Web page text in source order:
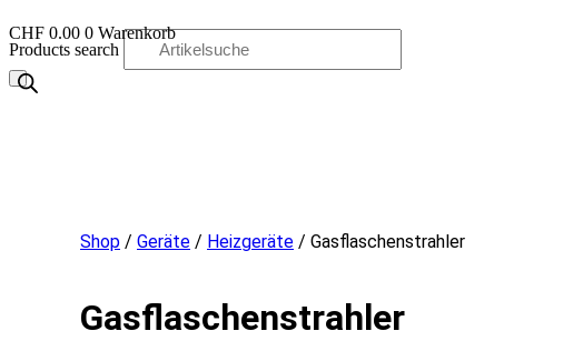
CHF 0.00 0 Warenkorb
OO
Products search
Shop / Geräte / Heizgeräte / Gasflaschenstrahler
Gasflaschenstrahler